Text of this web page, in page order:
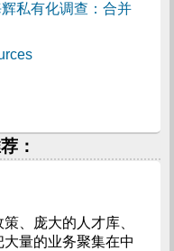
私有化调查：合并
：
、庞大的人才库、
量的业务聚集在中